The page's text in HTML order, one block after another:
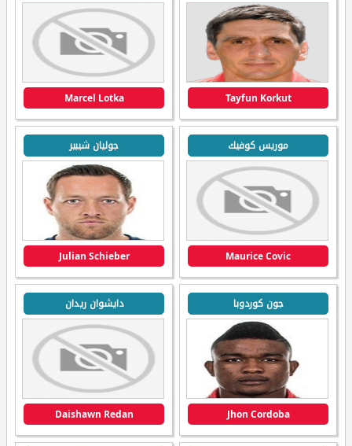
Tayfun Korkut
Marcel Lotka
موريس كوفيك
Maurice Covic
جوليان شيبير
Julian Schieber
جون كوردوبا
Jhon Cordoba
دايشوان ريدان
Daishawn Redan